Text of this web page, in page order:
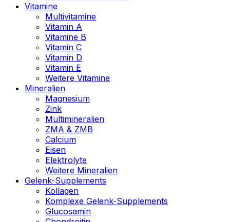
Vitamine
Multivitamine
Vitamin A
Vitamine B
Vitamin C
Vitamin D
Vitamin E
Weitere Vitamine
Mineralien
Magnesium
Zink
Multimineralien
ZMA & ZMB
Calcium
Eisen
Elektrolyte
Weitere Mineralien
Gelenk-Supplements
Kollagen
Komplexe Gelenk-Supplements
Glucosamin